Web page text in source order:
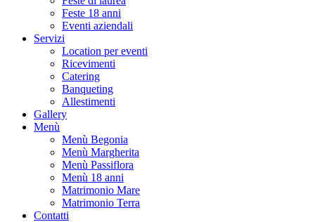
Feste 18 anni
Eventi aziendali
Servizi
Location per eventi
Ricevimenti
Catering
Banqueting
Allestimenti
Gallery
Menù
Menù Begonia
Menù Margherita
Menù Passiflora
Menù 18 anni
Matrimonio Mare
Matrimonio Terra
Contatti